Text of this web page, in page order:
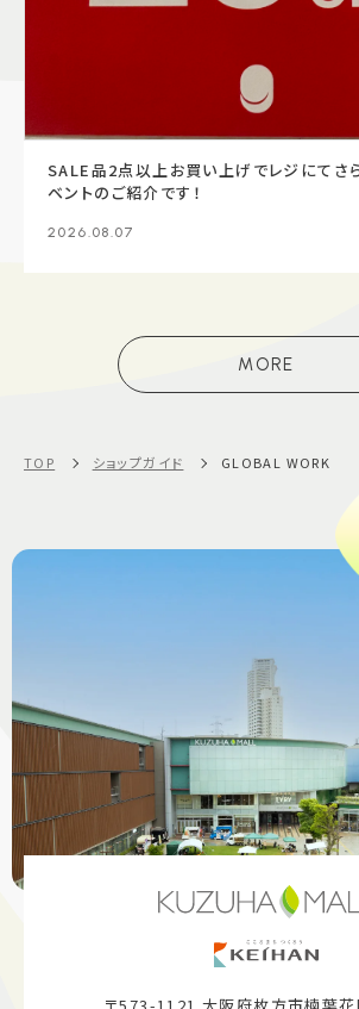
SALE品2点以上お買い上げでレジにてさ
ベントのご紹介です！
2026.08.07
MORE
TOP ショップガイド GLOBAL WORK
〒573-1121 大阪府枚方市楠葉